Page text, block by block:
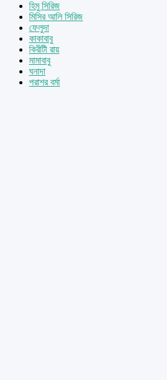
হিমু সিরিজ
মিসির আলি সিরিজ
ফেলুদা
কাকাবাবু
কিরীটী রায়
মামাবাবু
ঘনাদা
পরাশর বর্মা